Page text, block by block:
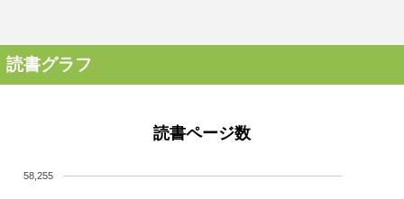
読書グラフ
読書ページ数
58,255